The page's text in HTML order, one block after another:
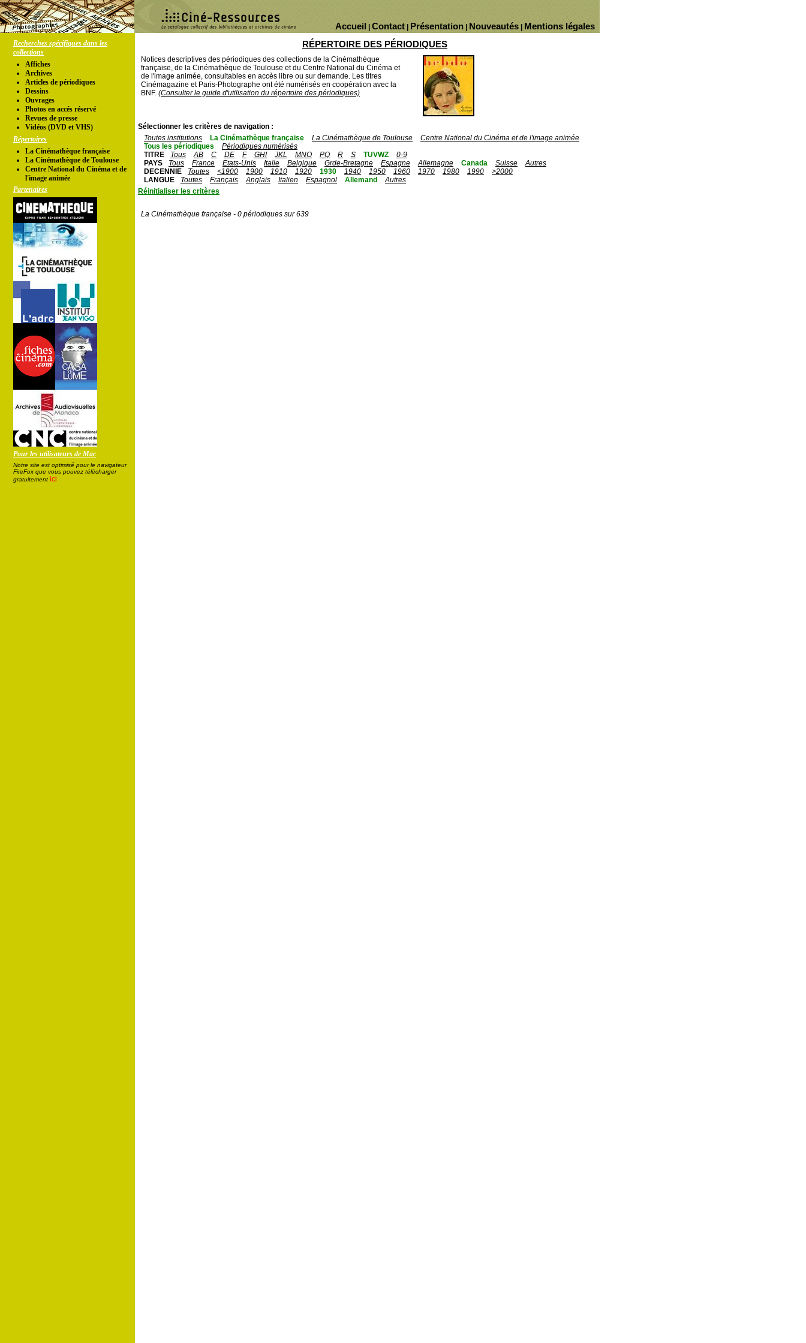
Mentions légales
Nouveautés
Présentation
Contact
Accueil
Recherches spécifiques dans les
collections
Affiches
Archives
Articles de périodiques
Dessins
Ouvrages
Photos en accés réservé
Revues de presse
Vidéos (DVD et VHS)
Répertoires
La Cinémathèque française
La Cinémathèque de Toulouse
Centre National du Cinéma et de
l'image animée
Partenaires
Pour les utilisateurs de Mac
Notre site est optimisé pour le navigateur
FireFox que vous pouvez télécharger
gratuitement ici
RÉPERTOIRE DES PÉRIODIQUES
Notices descriptives des périodiques des collections de la Cinémathèque
française, de la Cinémathèque de Toulouse et du Centre National du Cinéma et
de l'image animée, consultables en accès libre ou sur demande. Les titres
Cinémagazine et Paris-Photographe ont été numérisés en coopération avec la
BNF. (Consulter le guide d'utilisation du répertoire des périodiques)
Sélectionner les critères de navigation :
Toutes institutions
La Cinémathèque française La Cinémathèque de Toulouse
Centre National du Cinéma et de l'image animée
Tous les périodiques
Périodiques numérisés
TITRE
Tous AB C DE F GHI JKL MNO PQ R S TUVWZ
0-9
PAYS
Tous France Etats-Unis Italie Belgique Grde-Bretagne Espagne Allemagne Canada Suisse
Autres
DECENNIE
Toutes <1900 1900 1910 1920 1930 1940 1950 1960 1970 1980 1990
>2000
LANGUE
Toutes Français Anglais Italien Espagnol Allemand
Autres
Réinitialiser les critères
La Cinémathèque française - 0 périodiques sur 639